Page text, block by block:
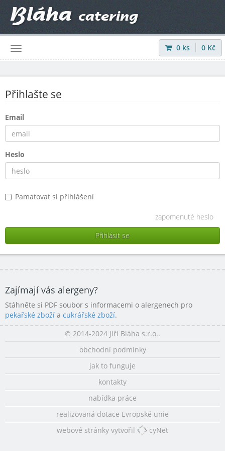
Přihlásit |Registrovat
0 ks 0 Kč
Přihlašte se
Email
Heslo
Pamatovat si přihlášení
zapomenuté heslo
Zajímají vás alergeny?
Stáhněte si PDF soubor s informacemi o alergenech pro
pekařské zboží a cukrářské zboží.
© 2014-2024 Jiří Bláha s.r.o..
obchodní podmínky
jak to funguje
kontakty
nabídka práce
realizovaná dotace Evropské unie
webové stránky vytvořil
cyNet